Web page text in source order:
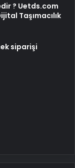
? Uetds.com
Taşımacılık
siparişi